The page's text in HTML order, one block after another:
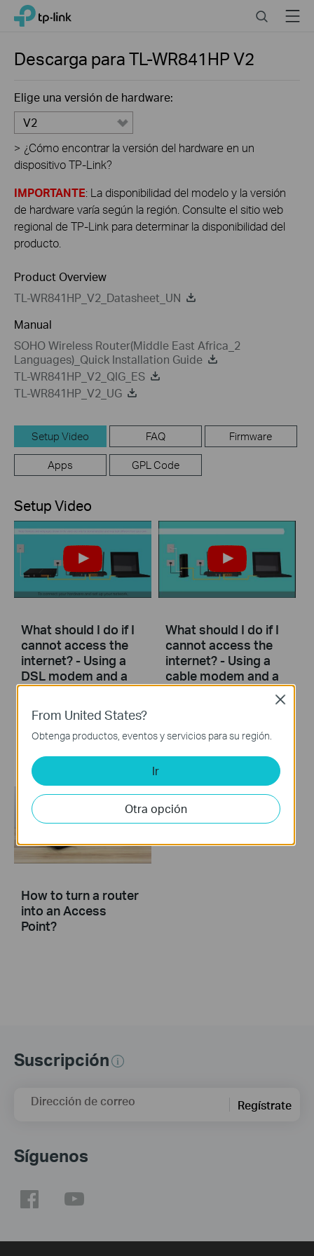
Click
navigation
TP-Link, Reliably Smart SearchMenu
Descarga paraTL-WR841HPV2
Elige una versión de hardware:
V2
> ¿Cómo encontrar la versión del hardware en un
dispositivo TP-Link?
IMPORTANTE: La disponibilidad del modelo y la versión
de hardware varía según la región. Consulte el sitio web
regional de TP-Link para determinar la disponibilidad del
producto.
Product Overview
TL-WR841HP_V2_Datasheet_UN
Manual
SOHO Wireless Router(Middle East Africa_2
Languages)_Quick Installation Guide
TL-WR841HP_V2_QIG_ES
TL-WR841HP_V2_UG
Setup Video FAQ Firmware
Apps GPL Code
Setup Video
What should I do if I
cannot access the
internet? - Using a
DSL modem and a
TP-Link router
What should I do if I
cannot access the
internet? - Using a
cable modem and a
TP-Link router
How to turn a router
into an Access
Point?
Suscripción
Dirección de correo Regístrate
Síguenos
From United States?
Obtenga productos, eventos y servicios para su región.
Ir
Otra opción
Close